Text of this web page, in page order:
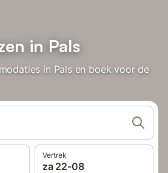
in Pals
in Pals en boek voor de
Vertrek
za 22-08